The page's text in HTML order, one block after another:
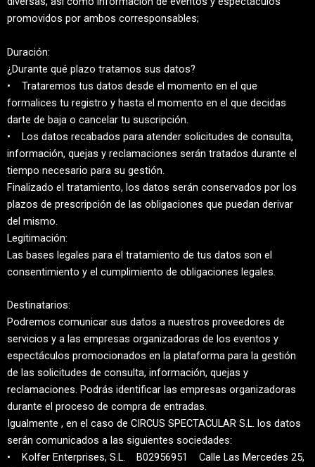
promovidos por ambos corresponsables;
Duración:
¿Durante qué plazo tratamos sus datos?
• Trataremos tus datos desde el momento en el que
formalices tu registro y hasta el momento en el que decidas
darte de baja o cancelar tu suscripción.
• Los datos recabados para atender solicitudes de consulta,
información, quejas y reclamaciones serán tratados durante el
tiempo necesario para su gestión.
Finalizado el tratamiento, los datos serán conservados por los
plazos de prescripción de las obligaciones que puedan derivar
del mismo.
Legitimación:
Las bases legales para el tratamiento de tus datos son el
consentimiento y el cumplimiento de obligaciones legales.
Destinatarios:
Podremos comunicar sus datos a nuestros proveedores de
servicios y a las empresas organizadoras de los eventos y
espectáculos promocionados en la plataforma para la gestión
de las solicitudes de consulta, información, quejas y
reclamaciones. Podrás identificar las empresas organizadoras
durante el proceso de compra de entradas.
Igualmente , en el caso de CIRCUS SPECTACULAR S.L. los datos
serán comunicados a las siguientes sociedades:
• Kolfer Enterprises, S.L. B02956951 Calle Las Mercedes 25,